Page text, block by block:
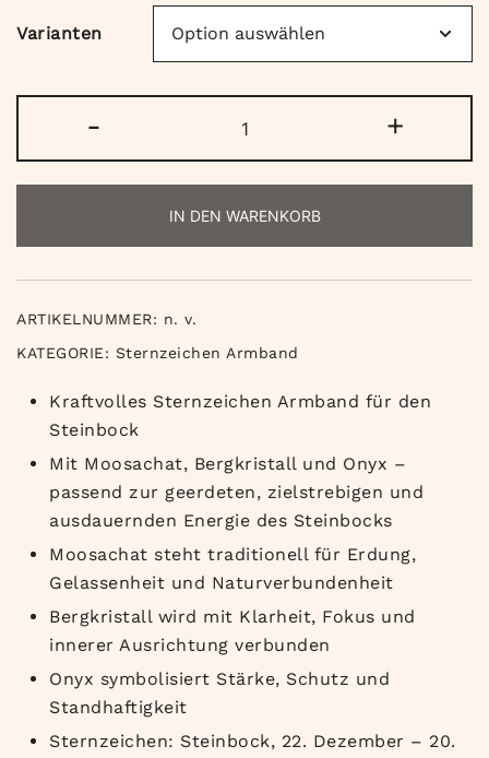
Varianten
-
Armband
Steinbock
+
IN DEN WARENKORB
ARTIKELNUMMER: n. v.
KATEGORIE: Sternzeichen Armband
Kraftvolles Sternzeichen Armband für den
Steinbock
Mit Moosachat, Bergkristall und Onyx –
passend zur geerdeten, zielstrebigen und
ausdauernden Energie des Steinbocks
Moosachat steht traditionell für Erdung,
Gelassenheit und Naturverbundenheit
Bergkristall wird mit Klarheit, Fokus und
innerer Ausrichtung verbunden
Onyx symbolisiert Stärke, Schutz und
Standhaftigkeit
Sternzeichen: Steinbock, 22. Dezember – 20.